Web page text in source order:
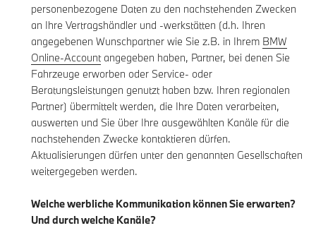
personenbezogene Daten zu den nachstehenden Zwecken
an Ihre Vertragshändler und -werkstätten (d.h. Ihren
angegebenen Wunschpartner wie Sie z.B. in Ihrem BMW
Online-Accountangegeben haben, Partner, bei denen Sie
Fahrzeuge erworben oder Service- oder
Beratungsleistungen genutzt haben bzw. Ihren regionalen
Partner) übermittelt werden, die Ihre Daten verarbeiten,
auswerten und Sie über Ihre ausgewählten Kanäle für die
nachstehenden Zwecke kontaktieren dürfen.
Aktualisierungen dürfen unter den genannten Gesellschaften
weitergegeben werden.
Welche werbliche Kommunikation können Sie erwarten?
Und durch welche Kanäle?